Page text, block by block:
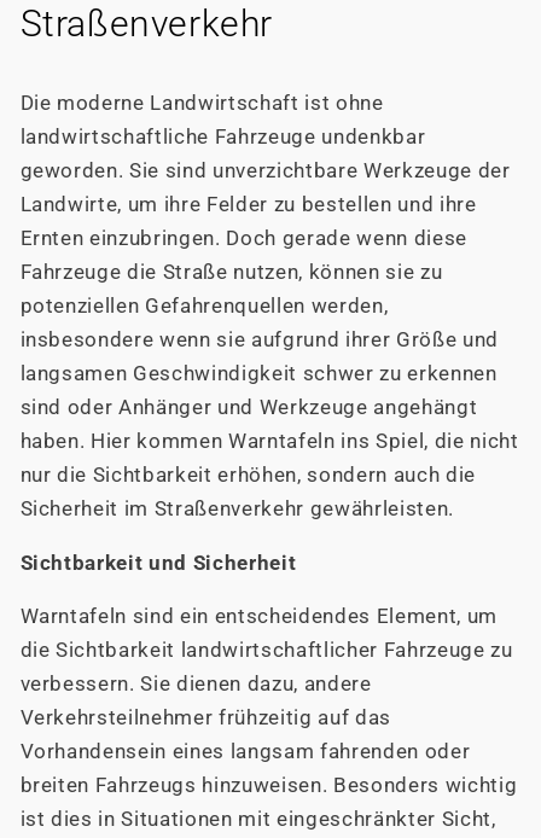
Straßenverkehr
Die moderne Landwirtschaft ist ohne
landwirtschaftliche Fahrzeuge undenkbar
geworden. Sie sind unverzichtbare Werkzeuge der
Landwirte, um ihre Felder zu bestellen und ihre
Ernten einzubringen. Doch gerade wenn diese
Fahrzeuge die Straße nutzen, können sie zu
potenziellen Gefahrenquellen werden,
insbesondere wenn sie aufgrund ihrer Größe und
langsamen Geschwindigkeit schwer zu erkennen
sind oder Anhänger und Werkzeuge angehängt
haben. Hier kommen Warntafeln ins Spiel, die nicht
nur die Sichtbarkeit erhöhen, sondern auch die
Sicherheit im Straßenverkehr gewährleisten.
Sichtbarkeit und Sicherheit
Warntafeln sind ein entscheidendes Element, um
die Sichtbarkeit landwirtschaftlicher Fahrzeuge zu
verbessern. Sie dienen dazu, andere
Verkehrsteilnehmer frühzeitig auf das
Vorhandensein eines langsam fahrenden oder
breiten Fahrzeugs hinzuweisen. Besonders wichtig
ist dies in Situationen mit eingeschränkter Sicht,